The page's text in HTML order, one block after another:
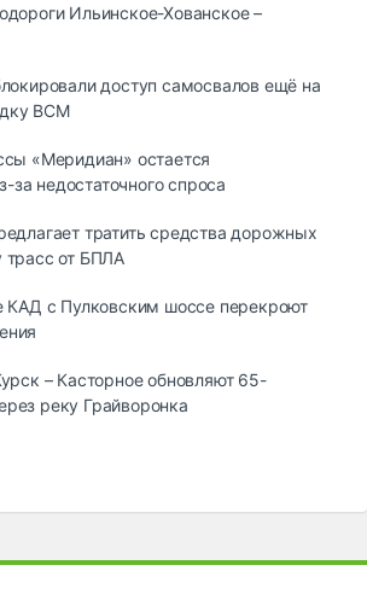
Ильинское-Хованское –
доступ самосвалов ещё на
ВСМ
«Меридиан» остается
недостаточного спроса
тратить средства дорожных
трасс от БПЛА
КАД с Пулковским шоссе перекроют
– Касторное обновляют 65-
реку Грайворонка